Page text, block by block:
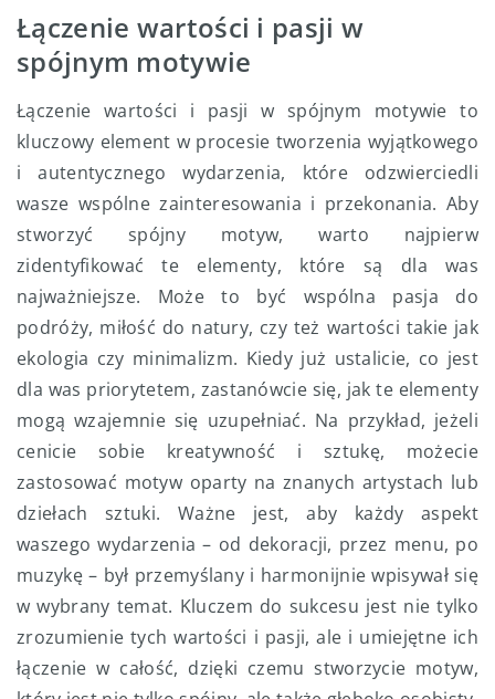
Łączenie wartości i pasji w
spójnym motywie
Łączenie wartości i pasji w spójnym motywie to
kluczowy element w procesie tworzenia wyjątkowego
i autentycznego wydarzenia, które odzwierciedli
wasze wspólne zainteresowania i przekonania. Aby
stworzyć spójny motyw, warto najpierw
zidentyfikować te elementy, które są dla was
najważniejsze. Może to być wspólna pasja do
podróży, miłość do natury, czy też wartości takie jak
ekologia czy minimalizm. Kiedy już ustalicie, co jest
dla was priorytetem, zastanówcie się, jak te elementy
mogą wzajemnie się uzupełniać. Na przykład, jeżeli
cenicie sobie kreatywność i sztukę, możecie
zastosować motyw oparty na znanych artystach lub
dziełach sztuki. Ważne jest, aby każdy aspekt
waszego wydarzenia – od dekoracji, przez menu, po
muzykę – był przemyślany i harmonijnie wpisywał się
w wybrany temat. Kluczem do sukcesu jest nie tylko
zrozumienie tych wartości i pasji, ale i umiejętne ich
łączenie w całość, dzięki czemu stworzycie motyw,